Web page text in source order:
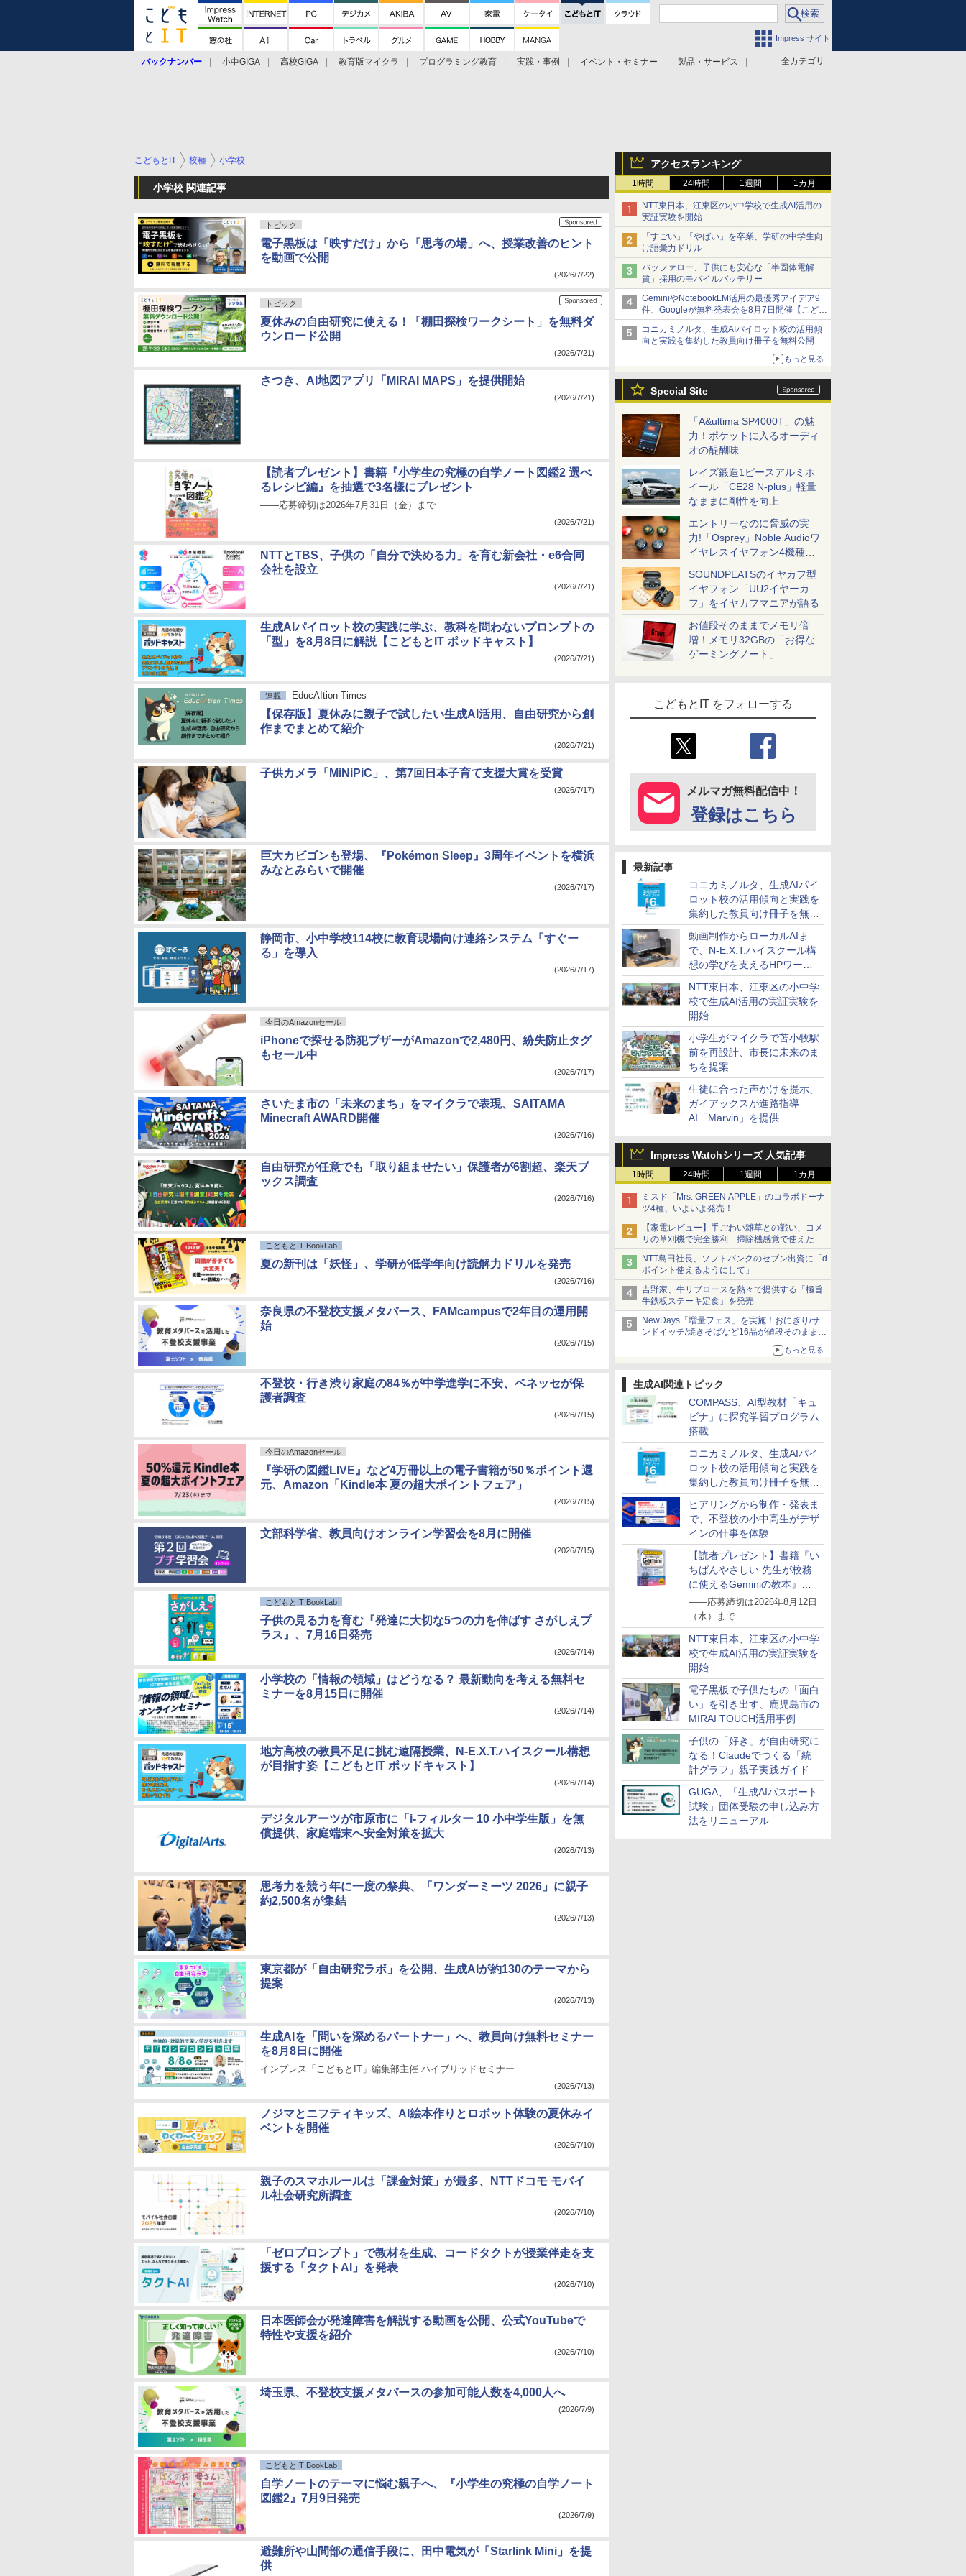
Impress サイト
全カテゴリ
バックナンバー 小中GIGA 高校GIGA 教育版マイクラ プログラミング教育 実践・事例 イベント・セミナー 製品・サービス
アクセスランキング
1時間 24時間 1週間 1カ月
NTT東日本、江東区の小中学校で生成AI活用の
実証実験を開始
「すごい」「やばい」を卒業、学研の中学生向
け語彙力ドリル
バッファロー、子供にも安心な「半固体電解
質」採用のモバイルバッテリー
GeminiやNotebookLM活用の最優秀アイデア9
件、Googleが無料発表会を8月7日開催【こども
とIT ポッドキャスト】
コニカミノルタ、生成AIパイロット校の活用傾
向と実践を集約した教員向け冊子を無料公開
もっと見る
Special Site
「A&ultima SP4000T」の魅
力！ポケットに入るオーディ
オの醍醐味
レイズ鍛造1ピースアルミホ
イール「CE28 N-plus」軽量
なままに剛性を向上
エントリーなのに脅威の実
力!「Osprey」Noble Audioワ
イヤレスイヤフォン4機種を
一気に聴く
SOUNDPEATSのイヤカフ型
イヤフォン「UU2イヤーカ
フ」をイヤカフマニアが語る
お値段そのままでメモリ倍
増！メモリ32GBの「お得な
ゲーミングノート」
こどもとIT をフォローする
メルマガ無料配信中！
登録はこちら
最新記事
コニカミノルタ、生成AIパイ
ロット校の活用傾向と実践を
集約した教員向け冊子を無料
公開
動画制作からローカルAIま
で、N-E.X.T.ハイスクール構
想の学びを支えるHPワーク
ステーション
NTT東日本、江東区の小中学
校で生成AI活用の実証実験を
開始
小学生がマイクラで苫小牧駅
前を再設計、市長に未来のま
ちを提案
生徒に合った声かけを提示、
ガイアックスが進路指導
AI「Marvin」を提供
Impress Watchシリーズ 人気記事
1時間 24時間 1週間 1カ月
ミスド「Mrs. GREEN APPLE」のコラボドーナ
ツ4種、いよいよ発売！
【家電レビュー】手ごわい雑草との戦い、コメ
リの草刈機で完全勝利 掃除機感覚で使えた
NTT島田社長、ソフトバンクのセブン出資に「d
ポイント使えるようにして」
吉野家、牛リブロースを熱々で提供する「極旨
牛鉄板ステーキ定食」を発売
NewDays「増量フェス」を実施！おにぎり/サ
ンドイッチ/焼きそばなど16品が値段そのままで
もっと見る
生成AI関連トピック
COMPASS、AI型教材「キュ
ビナ」に探究学習プログラム
搭載
コニカミノルタ、生成AIパイ
ロット校の活用傾向と実践を
集約した教員向け冊子を無料
公開
ヒアリングから制作・発表ま
で、不登校の小中高生がデザ
インの仕事を体験
【読者プレゼント】書籍『い
ちばんやさしい 先生が校務
に使えるGeminiの教本』を
抽選で5名様にプレゼント
――応募締切は2026年8月12日
（水）まで
NTT東日本、江東区の小中学
校で生成AI活用の実証実験を
開始
電子黒板で子供たちの「面白
い」を引き出す、鹿児島市の
MIRAI TOUCH活用事例
子供の「好き」が自由研究に
なる！Claudeでつくる「統
計グラフ」親子実践ガイド
GUGA、「生成AIパスポート
試験」団体受験の申し込み方
法をリニューアル
こどもとIT 校種 小学校
小学校 関連記事
トピック
電子黒板は「映すだけ」から「思考の場」へ、授業改善のヒント
を動画で公開
(2026/7/22)
トピック
夏休みの自由研究に使える！「棚田探検ワークシート」を無料ダ
ウンロード公開
(2026/7/21)
さつき、AI地図アプリ「MIRAI MAPS」を提供開始
(2026/7/21)
【読者プレゼント】書籍『小学生の究極の自学ノート図鑑2 選べ
るレシピ編』を抽選で3名様にプレゼント
――応募締切は2026年7月31日（金）まで
(2026/7/21)
NTTとTBS、子供の「自分で決める力」を育む新会社・e6合同
会社を設立
(2026/7/21)
生成AIパイロット校の実践に学ぶ、教科を問わないプロンプトの
「型」を8月8日に解説【こどもとIT ポッドキャスト】
(2026/7/21)
連載 EducAItion Times
【保存版】夏休みに親子で試したい生成AI活用、自由研究から創
作までまとめて紹介
(2026/7/21)
子供カメラ「MiNiPiC」、第7回日本子育て支援大賞を受賞
(2026/7/17)
巨大カビゴンも登場、『Pokémon Sleep』3周年イベントを横浜
みなとみらいで開催
(2026/7/17)
静岡市、小中学校114校に教育現場向け連絡システム「すぐー
る」を導入
(2026/7/17)
今日のAmazonセール
iPhoneで探せる防犯ブザーがAmazonで2,480円、紛失防止タグ
もセール中
(2026/7/17)
さいたま市の「未来のまち」をマイクラで表現、SAITAMA
Minecraft AWARD開催
(2026/7/16)
自由研究が任意でも「取り組ませたい」保護者が6割超、楽天ブ
ックス調査
(2026/7/16)
こどもとIT BookLab
夏の新刊は「妖怪」、学研が低学年向け読解力ドリルを発売
(2026/7/16)
奈良県の不登校支援メタバース、FAMcampusで2年目の運用開
始
(2026/7/15)
不登校・行き渋り家庭の84％が中学進学に不安、ベネッセが保
護者調査
(2026/7/15)
今日のAmazonセール
『学研の図鑑LIVE』など4万冊以上の電子書籍が50％ポイント還
元、Amazon「Kindle本 夏の超大ポイントフェア」
(2026/7/15)
文部科学省、教員向けオンライン学習会を8月に開催
(2026/7/15)
こどもとIT BookLab
子供の見る力を育む『発達に大切な5つの力を伸ばす さがしえプ
ラス』、7月16日発売
(2026/7/14)
小学校の「情報の領域」はどうなる？ 最新動向を考える無料セ
ミナーを8月15日に開催
(2026/7/14)
地方高校の教員不足に挑む遠隔授業、N-E.X.T.ハイスクール構想
が目指す姿【こどもとIT ポッドキャスト】
(2026/7/14)
デジタルアーツが市原市に「i-フィルター 10 小中学生版」を無
償提供、家庭端末へ安全対策を拡大
(2026/7/13)
思考力を競う年に一度の祭典、「ワンダーミーツ 2026」に親子
約2,500名が集結
(2026/7/13)
東京都が「自由研究ラボ」を公開、生成AIが約130のテーマから
提案
(2026/7/13)
生成AIを「問いを深めるパートナー」へ、教員向け無料セミナー
を8月8日に開催
インプレス「こどもとIT」編集部主催 ハイブリッドセミナー
(2026/7/13)
ノジマとニフティキッズ、AI絵本作りとロボット体験の夏休みイ
ベントを開催
(2026/7/10)
親子のスマホルールは「課金対策」が最多、NTTドコモ モバイ
ル社会研究所調査
(2026/7/10)
「ゼロプロンプト」で教材を生成、コードタクトが授業伴走を支
援する「タクトAI」を発表
(2026/7/10)
日本医師会が発達障害を解説する動画を公開、公式YouTubeで
特性や支援を紹介
(2026/7/10)
埼玉県、不登校支援メタバースの参加可能人数を4,000人へ
(2026/7/9)
こどもとIT BookLab
自学ノートのテーマに悩む親子へ、『小学生の究極の自学ノート
図鑑2』7月9日発売
(2026/7/9)
避難所や山間部の通信手段に、田中電気が「Starlink Mini」を提
供